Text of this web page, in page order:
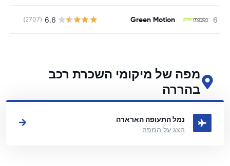
Green Motion
6.6
(2707)
מפה של מיקומי השכרת רכב
בהררה
ראה את מיקומי השכרת הרכב העיקריים שלנו בהררה
נמל התעופה הארארה
הצג על המפה